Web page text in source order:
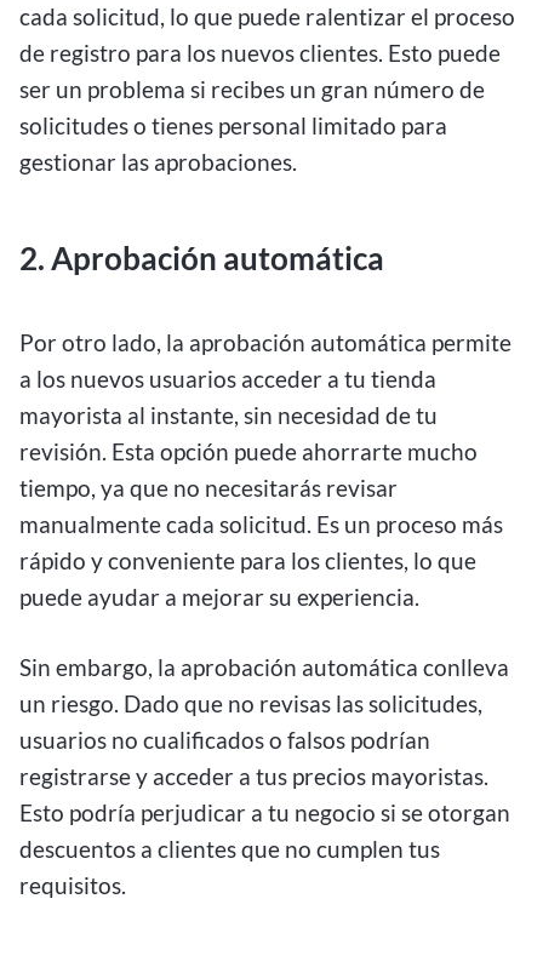
cada solicitud, lo que puede ralentizar el proceso
de registro para los nuevos clientes. Esto puede
ser un problema si recibes un gran número de
solicitudes o tienes personal limitado para
gestionar las aprobaciones.
2. Aprobación automática
Por otro lado, la aprobación automática permite
a los nuevos usuarios acceder a tu tienda
mayorista al instante, sin necesidad de tu
revisión. Esta opción puede ahorrarte mucho
tiempo, ya que no necesitarás revisar
manualmente cada solicitud. Es un proceso más
rápido y conveniente para los clientes, lo que
puede ayudar a mejorar su experiencia.
Sin embargo, la aprobación automática conlleva
un riesgo. Dado que no revisas las solicitudes,
usuarios no cualificados o falsos podrían
registrarse y acceder a tus precios mayoristas.
Esto podría perjudicar a tu negocio si se otorgan
descuentos a clientes que no cumplen tus
requisitos.